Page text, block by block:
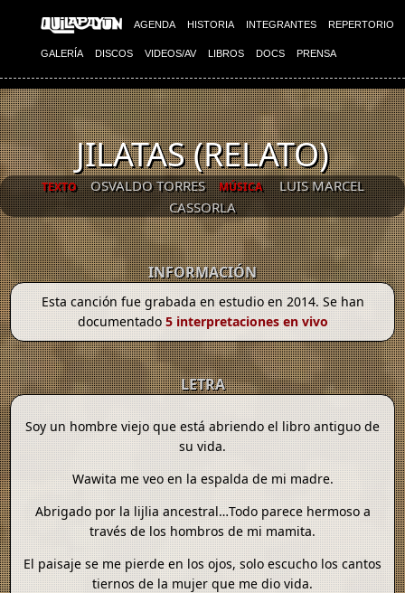
AGENDA HISTORIA INTEGRANTES REPERTORIO
GALERÍA DISCOS VIDEOS/AV LIBROS DOCS PRENSA
JILATAS (RELATO)
TEXTO OSVALDO TORRES MÚSICA
LUIS MARCEL
CASSORLA
INFORMACIÓN
Esta canción fue grabada en estudio en 2014. Se han
documentado5 interpretaciones en vivo
LETRA
Soy un hombre viejo que está abriendo el libro antiguo de
su vida.
Wawita me veo en la espalda de mi madre.
Abrigado por la lijlia ancestral…Todo parece hermoso a
través de los hombros de mi mamita.
El paisaje se me pierde en los ojos, solo escucho los cantos
tiernos de la mujer que me dio vida.